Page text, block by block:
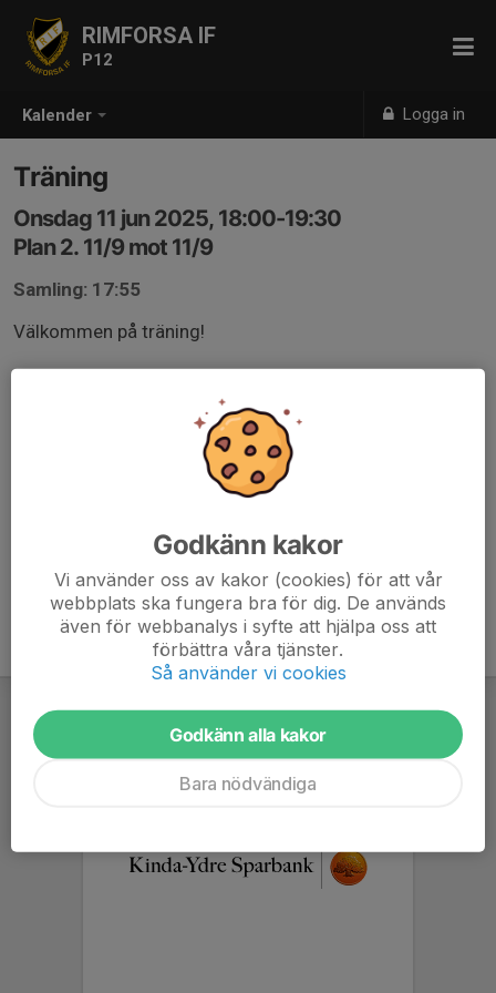
Kalender Logga in
RIMFORSA IF
P12
Träning
Onsdag 11 jun 2025, 18:00-19:30
Plan 2. 11/9 mot 11/9
Samling: 17:55
Välkommen på träning!
- Namnad vattenflaska.
Godkänn kakor
Vi använder oss av kakor (cookies) för att vår
webbplats ska fungera bra för dig. De används
även för webbanalys i syfte att hjälpa oss att
förbättra våra tjänster.
Så använder vi cookies
Godkänn alla kakor
Bara nödvändiga